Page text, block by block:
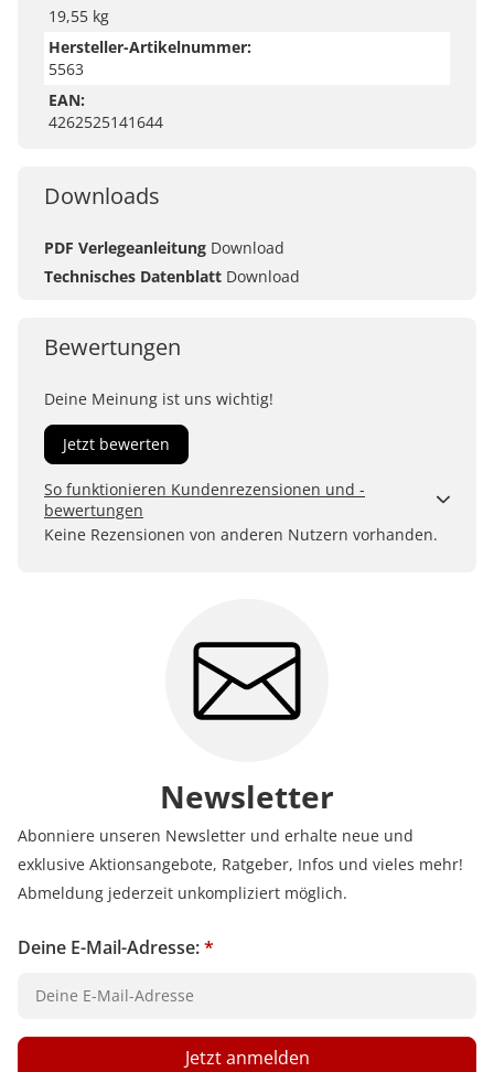
19,55 kg
Hersteller-Artikelnummer:
5563
EAN:
4262525141644
Downloads
PDF Verlegeanleitung Download
Technisches Datenblatt Download
Bewertungen
Deine Meinung ist uns wichtig!
Jetzt bewerten
So funktionieren Kundenrezensionen und -
bewertungen
Kundenbewertungen sind für uns und unsere Kunden
Erfahren Sie mehr darüber, wie Kundenbewertungen
bei uns funktionieren
Keine Rezensionen von anderen Nutzern vorhanden.
Newsletter
Abonniere unseren Newsletter und erhalte neue und
exklusive Aktionsangebote, Ratgeber, Infos und vieles mehr!
Abmeldung jederzeit unkompliziert möglich.
Deine E-Mail-Adresse:*
Jetzt anmelden